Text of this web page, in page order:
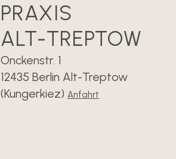
PRAXIS
ALT-TREPTOW
Onckenstr. 1
12435 Berlin Alt-Treptow
(Kungerkiez) Anfahrt